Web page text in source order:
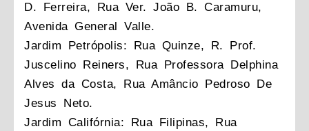
D. Ferreira, Rua Ver. João B. Caramuru,
Avenida General Valle.
Jardim Petrópolis: Rua Quinze, R. Prof.
Juscelino Reiners, Rua Professora Delphina
Alves da Costa, Rua Amâncio Pedroso De
Jesus Neto.
Jardim Califórnia: Rua Filipinas, Rua